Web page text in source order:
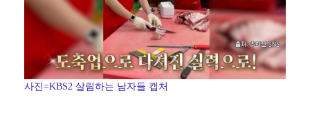
[ST포토] 이강인, 환하게 웃으며
사진=KBS2 살림하는 남자들 캡처